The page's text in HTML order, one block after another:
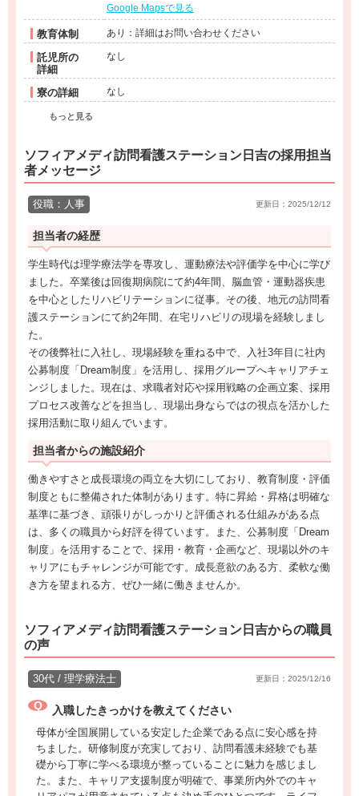
Google Mapsで見る
教育体制 あり：詳細はお問い合わせください
託児所の
詳細
なし
寮の詳細 なし
もっと見る
ソフィアメディ訪問看護ステーション日吉の採用担当
者メッセージ
役職：人事 更新日：2025/12/12
担当者の経歴
学生時代は理学療法学を専攻し、運動療法や評価学を中心に学び
ました。卒業後は回復期病院にて約4年間、脳血管・運動器疾患
を中心としたリハビリテーションに従事。その後、地元の訪問看
護ステーションにて約2年間、在宅リハビリの現場を経験しまし
た。
その後弊社に入社し、現場経験を重ねる中で、入社3年目に社内
公募制度「Dream制度」を活用し、採用グループへキャリアチェ
ンジしました。現在は、求職者対応や採用戦略の企画立案、採用
プロセス改善などを担当し、現場出身ならではの視点を活かした
採用活動に取り組んでいます。
担当者からの施設紹介
働きやすさと成長環境の両立を大切にしており、教育制度・評価
制度ともに整備された体制があります。特に昇給・昇格は明確な
基準に基づき、頑張りがしっかりと評価される仕組みがある点
は、多くの職員から好評を得ています。また、公募制度「Dream
制度」を活用することで、採用・教育・企画など、現場以外のキ
ャリアにもチャレンジが可能です。成長意欲のある方、柔軟な働
き方を望まれる方、ぜひ一緒に働きませんか。
ソフィアメディ訪問看護ステーション日吉からの職員
の声
30代 / 理学療法士 更新日：2025/12/16
入職したきっかけを教えてください
母体が全国展開している安定した企業である点に安心感を持
ちました。研修制度が充実しており、訪問看護未経験でも基
礎から丁寧に学べる環境が整っていることに魅力を感じまし
た。また、キャリア支援制度が明確で、事業所内外でのキャ